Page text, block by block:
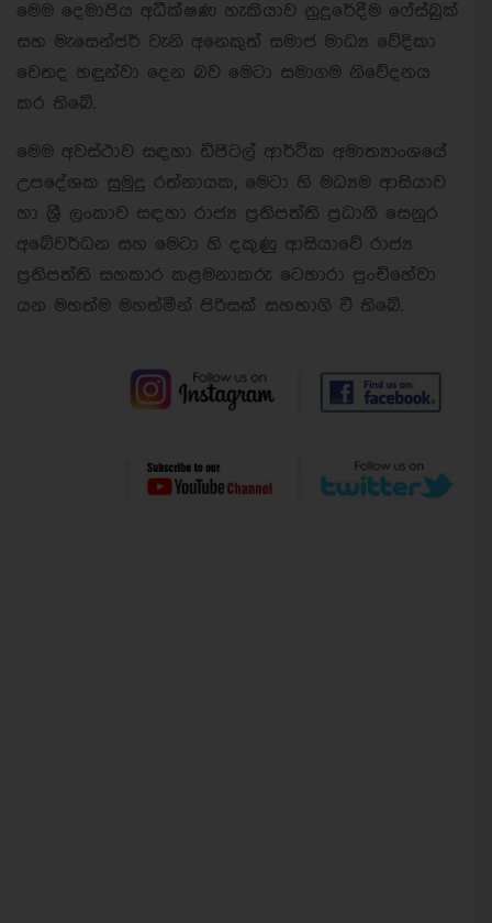
මෙම දෙමාපිය අධීක්ෂණ හැකියාව නුදුරේදීම ෆේස්බුක්
සහ මැසෙන්ජර් වැනි අනෙකුත් සමාජ මාධ්‍ය වේදිකා
වෙතද හඳුන්වා දෙන බව මෙටා සමාගම නිවේදනය
කර තිබේ.
මෙම අවස්ථාව සඳහා ඩිජිටල් ආර්ථික අමාත්‍යාංශයේ
උපදේශක සුමුදු රත්නායක, මෙටා හි මධ්‍යම ආසියාව
හා ශ්‍රී ලංකාව සඳහා රාජ්‍ය ප්‍රතිපත්ති ප්‍රධානී සෙනුර
අබේවර්ධන සහ මෙටා හි දකුණු ආසියාවේ රාජ්‍ය
ප්‍රතිපත්ති සහකාර කළමනාකරු ටෙහාරා පුංචිහේවා
යන මහත්ම මහත්මීන් පිරිසක් සහභාගි වී තිබේ.